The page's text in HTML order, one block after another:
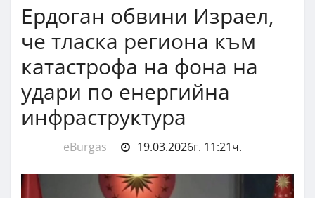
Ердоган обвини Израел,
че тласка региона към
катастрофа на фона на
удари по енергийна
инфраструктура
eBurgas 19.03.2026г. 11:21ч.